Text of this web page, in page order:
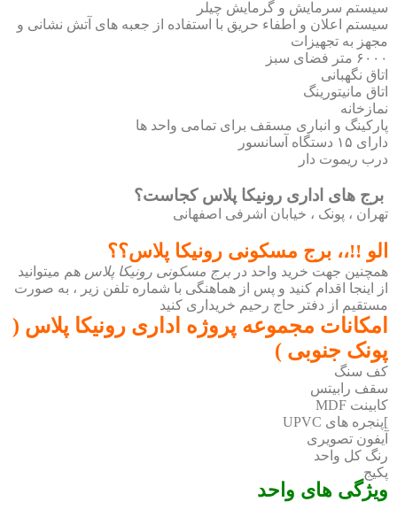
سیستم سرمایش و گرمایش چیلر
سیستم اعلان و اطفاء حریق با استفاده از جعبه های آتش نشانی و
مجهز به تجهیزات
۶۰۰۰ متر فضای سبز
اتاق نگهبانی
اتاق مانیتورینگ
نمازخانه
پارکینگ و انباری مسقف برای تمامی واحد ها
دارای ۱۵ دستگاه آسانسور
درب ریموت دار
برج های اداری رونیکا پلاس کجاست؟
تهران ، پونک ، خیابان اشرفی اصفهانی
الو !!،، برج مسکونی رونیکا پلاس؟؟
همچنین جهت خرید واحد در برج مسکونی رونیکا پلاس هم میتوانید
از اینجا اقدام کنید و پس از هماهنگی با شماره تلفن زیر ، به صورت
مستقیم از دفتر حاج رحیم خریداری کنید​
امکانات مجموعه پروژه اداری رونیکا پلاس (
پونک جنوبی )
کف سنگ
سقف رابیتس
کابینت MDF
]پنجره های UPVC
آیفون تصویری
رنگ کل واحد
پکیج
ویژگی های واحد